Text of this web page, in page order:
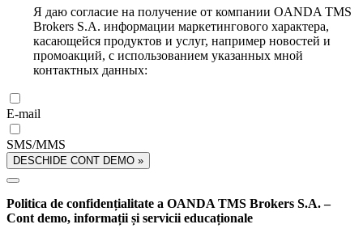
Я даю согласие на получение от компании OANDA TMS
Brokers S.A. информации маркетингового характера,
касающейся продуктов и услуг, например новостей и
промоакций, с использованием указанных мной
контактных данных:
E-mail
SMS/MMS
DESCHIDE CONT DEMO »
Politica de confidențialitate a OANDA TMS Brokers S.A. –
Cont demo, informații și servicii educaționale